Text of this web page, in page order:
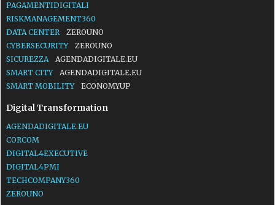
PAGAMENTIDIGITALI
RISKMANAGEMENT360
DATA CENTER
ZEROUNO
CYBERSECURITY
ZEROUNO
SICUREZZA
AGENDADIGITALE.EU
SMART CITY
AGENDADIGITALE.EU
SMART MOBILITY
ECONOMYUP
Digital Transformation
AGENDADIGITALE.EU
CORCOM
DIGITAL4EXECUTIVE
DIGITAL4PMI
TECHCOMPANY360
ZEROUNO